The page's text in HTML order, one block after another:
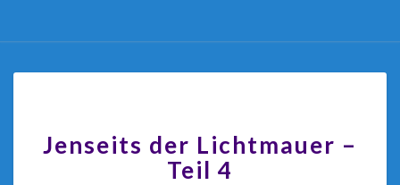
Jenseits der Lichtmauer –
Teil 4